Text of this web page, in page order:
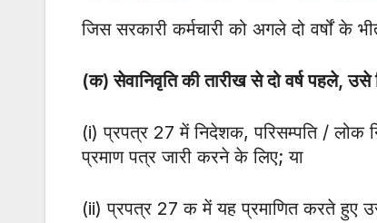
जिस सरकारी कर्मचारी को अगले दो वर्षों के
(क) सेवानिवृति की तारीख से दो वर्ष पहले,उसे
(i) प्रपत्र 27 में निदेशक, परिसम्पति / लोक
प्रमाण पत्र जारी करने के लिए; या
(ii) प्रपत्र 27 क में यह प्रमाणित करते हुए